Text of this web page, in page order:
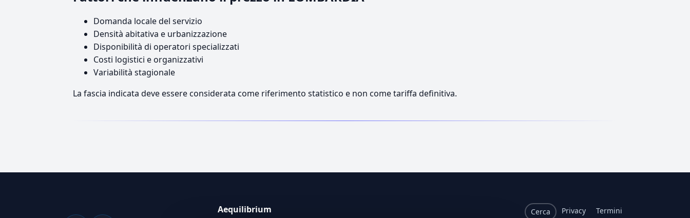
Domanda locale del servizio
Densità abitativa e urbanizzazione
Disponibilità di operatori specializzati
Costi logistici e organizzativi
Variabilità stagionale
La fascia indicata deve essere considerata come riferimento statistico e non come tariffa definitiva.
Aequilibrium Cerca Privacy Termini